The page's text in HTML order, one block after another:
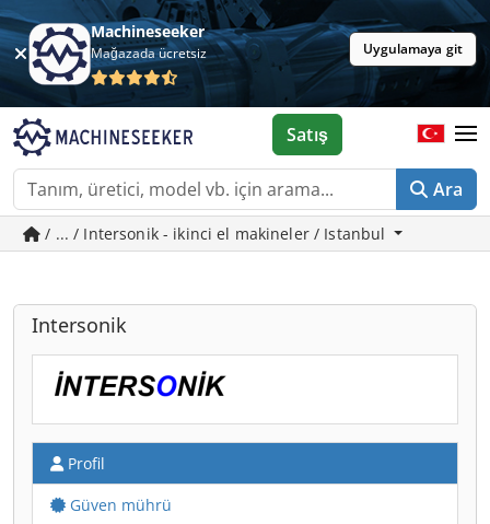
Machineseeker
Mağazada ücretsiz Uygulamaya git
Ara
Satış
/ ... / Intersonik - ikinci el makineler / Istanbul
Intersonik
Profil
Güven mührü